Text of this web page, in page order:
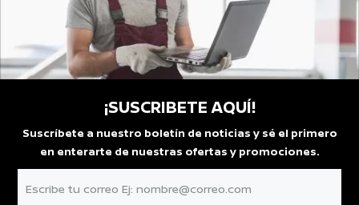
¡SUSCRIBETE AQUÍ!
Suscríbete a nuestro boletín de noticias y sé el primero
en enterarte de nuestras ofertas y promociones.